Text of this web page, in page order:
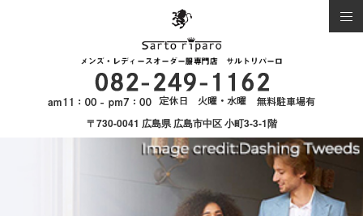
〒730-0041 広島県 広島市中区 小町3-3-1階